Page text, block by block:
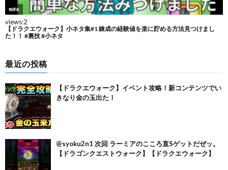
最近の投稿
【ドラクエウォーク】イベント攻略！新コンテンツでい
きなり金の玉出た！
@syoku2n1 次回 ラーミアのこころ直Sゲットだぜッ。
【ドラゴンクエストウォーク】【ドラクエウォーク】